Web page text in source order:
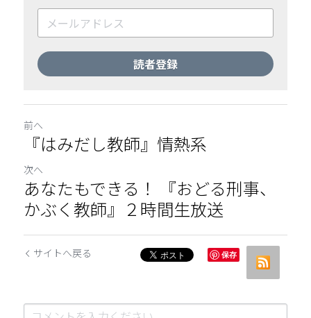
読者登録
前へ
『はみだし教師』情熱系
次へ
あなたもできる！ 『おどる刑事、
かぶく教師』２時間生放送
サイトへ戻る 保存